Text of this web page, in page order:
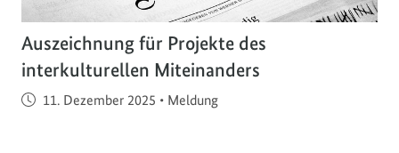
Auszeichnung für Projekte des
interkulturellen Miteinanders
Veröffentlicht am
11. Dezember 2025 • Meldung